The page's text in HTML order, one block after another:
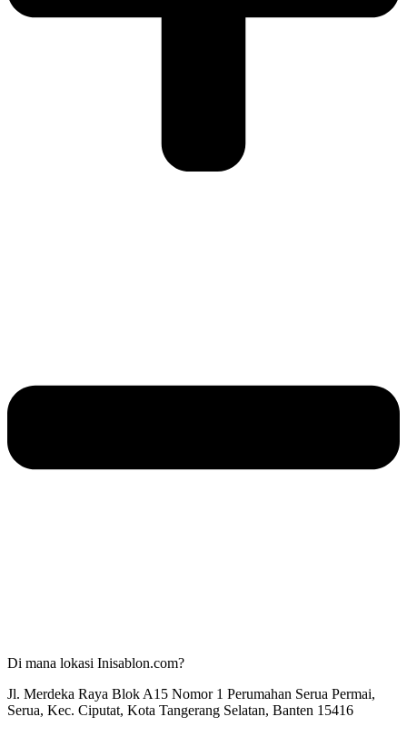
Di mana lokasi Inisablon.com?
Jl. Merdeka Raya Blok A15 Nomor 1 Perumahan Serua Permai,
Serua, Kec. Ciputat, Kota Tangerang Selatan, Banten 15416